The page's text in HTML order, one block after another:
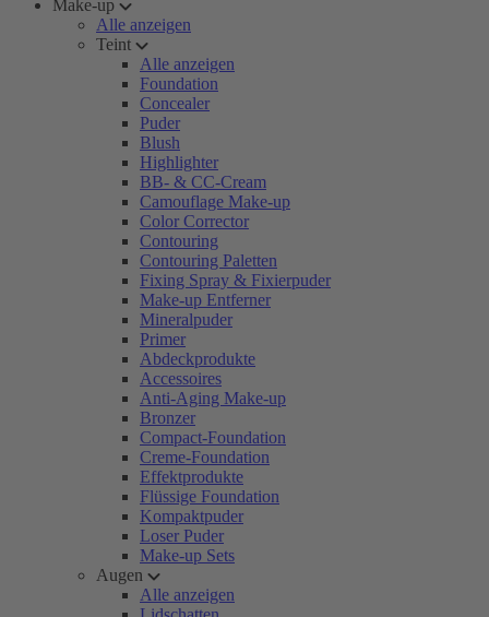
Make-up
Alle anzeigen
Teint
Alle anzeigen
Foundation
Concealer
Puder
Blush
Highlighter
BB- & CC-Cream
Camouflage Make-up
Color Corrector
Contouring
Contouring Paletten
Fixing Spray & Fixierpuder
Make-up Entferner
Mineralpuder
Primer
Abdeckprodukte
Accessoires
Anti-Aging Make-up
Bronzer
Compact-Foundation
Creme-Foundation
Effektprodukte
Flüssige Foundation
Kompaktpuder
Loser Puder
Make-up Sets
Augen
Alle anzeigen